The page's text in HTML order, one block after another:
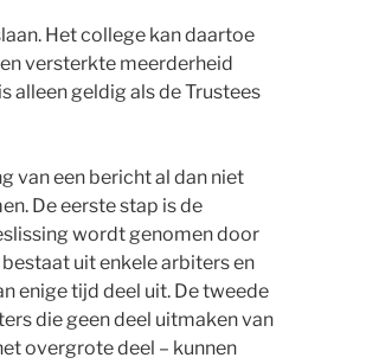
Het college kan daartoe
versterkte meerderheid
alleen geldig als de Trustees
van een bericht al dan niet
De eerste stap is de
wordt genomen door
bestaat uit enkele arbiters en
enige tijd deel uit. De tweede
die geen deel uitmaken van
overgrote deel – kunnen